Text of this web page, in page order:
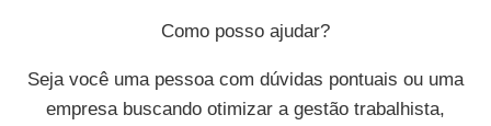
Como posso ajudar?
Seja você uma pessoa com dúvidas pontuais ou uma
empresa buscando otimizar a gestão trabalhista,